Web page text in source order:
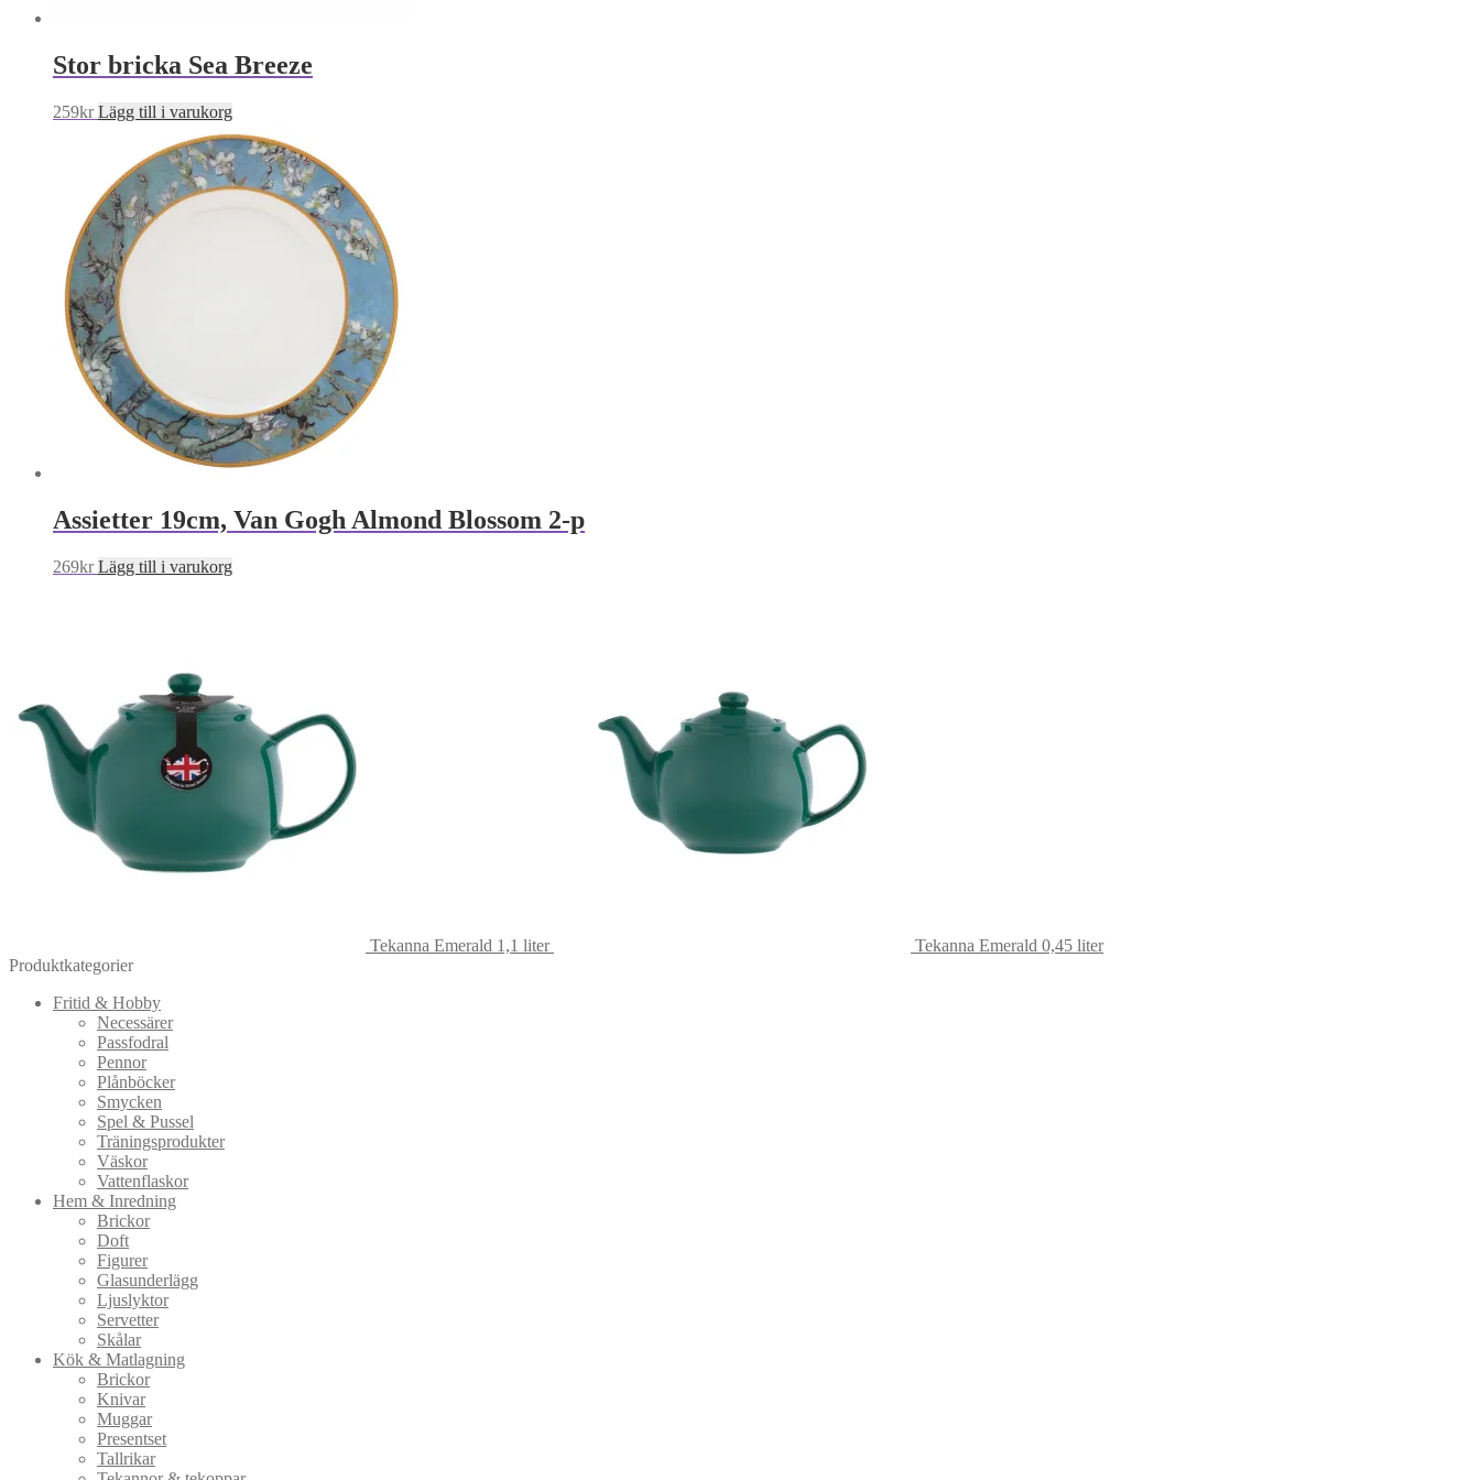
Stor bricka Sea Breeze
259kr Lägg till i varukorg
Assietter 19cm, Van Gogh Almond Blossom 2-p
269kr Lägg till i varukorg
Tekanna Emerald 1,1 liter
Tekanna Emerald 0,45 liter
Produktkategorier
Fritid & Hobby
Necessärer
Passfodral
Pennor
Plånböcker
Smycken
Spel & Pussel
Träningsprodukter
Väskor
Vattenflaskor
Hem & Inredning
Brickor
Doft
Figurer
Glasunderlägg
Ljuslyktor
Servetter
Skålar
Kök & Matlagning
Brickor
Knivar
Muggar
Presentset
Tallrikar